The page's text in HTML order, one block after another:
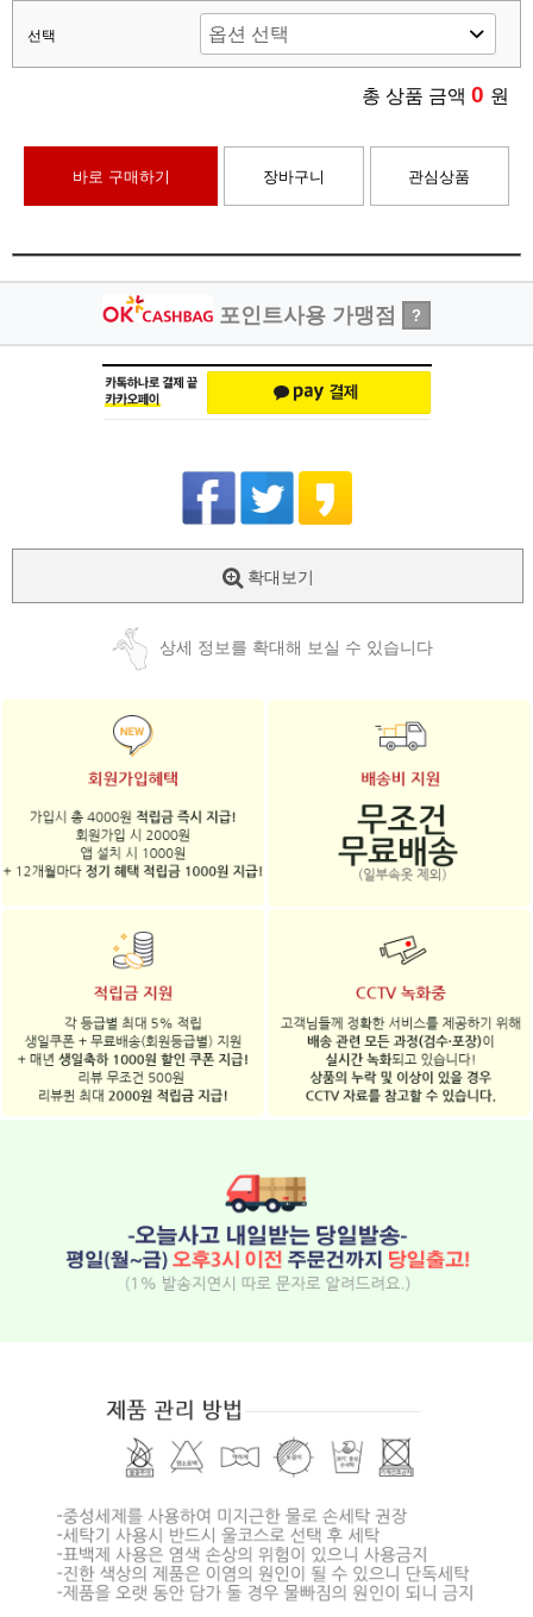
선택
총 상품 금액 0 원
바로 구매하기 장바구니 관심상품
포인트사용 가맹점 ?
확대보기
상세 정보를 확대해 보실 수 있습니다